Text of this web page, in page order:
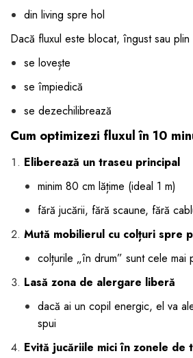
din living spre hol
Dacă fluxul este blocat, îngust sau
se lovește
se împiedică
se dezechilibrează
Cum optimizezi fluxul în 10
Eliberează un traseu principal
minim 80 cm lățime (ideal 1 m)
fără jucării, fără scaune, fără
Mută mobilierul cu colțuri spre
colțurile „în drum” sunt cele mai
Lasă zona de alergare liberă
dacă ai un copil energic, el va
spui
Evită jucăriile mici în zonele de